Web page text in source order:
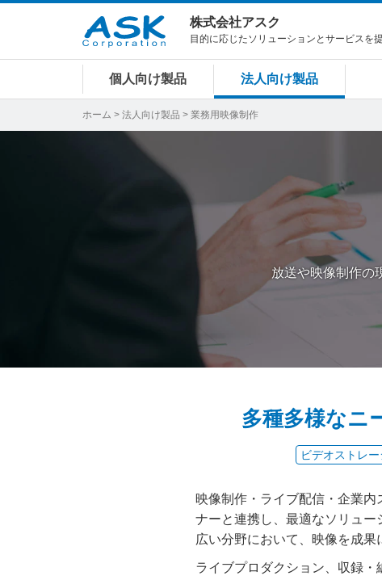
株式会社アスク
目的に応じたソリューションとサービスを
個人向け製品 法人向け製品
ホーム > 法人向け製品 > 業務用映像制作
放送や映像制作の
多種多様なニ
ビデオストレー
映像制作・ライブ配信・企業
ナーと連携し、最適なソリュ
広い分野において、映像を成果
ライブプロダクション、収録